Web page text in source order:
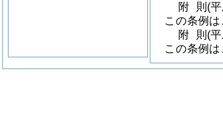
附 則 (
この条例
附 則 (
この条例